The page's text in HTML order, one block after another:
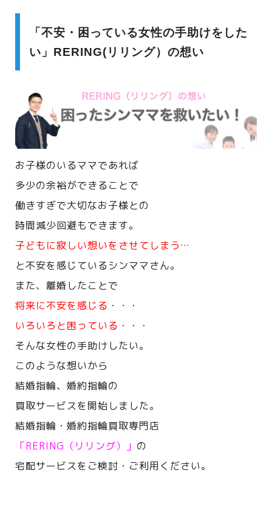
「不安・困っている女性の手助けをした
い」RERING(リリング）の想い
お子様のいるママであれば
多少の余裕ができることで
働きすぎで大切なお子様との
時間減少回避もできます。
子どもに寂しい想いをさせてしまう…
と不安を感じているシンママさん。
また、離婚したことで
将来に不安を感じる・・・
いろいろと困っている・・・
そんな女性の手助けしたい。
このような想いから
結婚指輪、婚約指輪の
買取サービスを開始しました。
結婚指輪・婚約指輪買取専門店
「RERING（リリング）」 の
宅配サービスをご検討・ご利用ください。